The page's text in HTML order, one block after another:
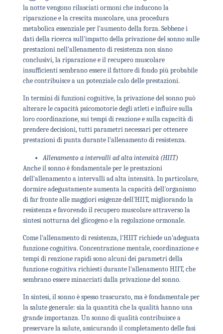
la notte vengono rilasciati ormoni che inducono la
riparazione e la crescita muscolare, una procedura
metabolica essenziale per l'aumento della forza. Sebbene i
dati della ricerca sull'impatto della privazione del sonno sulle
prestazioni nell'allenamento di resistenza non siano
conclusivi, la riparazione e il recupero muscolare
insufficienti sembrano essere il fattore di fondo più probabile
che contribuisce a un potenziale calo delle prestazioni.
In termini di funzioni cognitive, la privazione del sonno può
alterare le capacità psicomotorie degli atleti e influire sulla
loro coordinazione, sui tempi di reazione e sulla capacità di
prendere decisioni, tutti parametri necessari per ottenere
prestazioni di punta durante l'allenamento di resistenza.
Allenamento a intervalli ad alta intensità (HIIT)
Anche il sonno è fondamentale per le prestazioni
dell'allenamento a intervalli ad alta intensità. In particolare,
dormire adeguatamente aumenta la capacità dell'organismo
di far fronte alle maggiori esigenze dell'HIIT, migliorando la
resistenza e favorendo il recupero muscolare attraverso la
sintesi notturna del glicogeno e la regolazione ormonale.
Come l'allenamento di resistenza, l'HIIT richiede un'adeguata
funzione cognitiva. Concentrazione mentale, coordinazione e
tempi di reazione rapidi sono alcuni dei parametri della
funzione cognitiva richiesti durante l'allenamento HIIT, che
sembrano essere minacciati dalla privazione del sonno.
In sintesi, il sonno è spesso trascurato, ma è fondamentale per
la salute generale: sia la quantità che la qualità hanno una
grande importanza. Un sonno di qualità contribuisce a
preservare la salute, assicurando il completamento delle fasi